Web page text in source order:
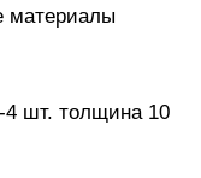
материалы
шт. толщина 10